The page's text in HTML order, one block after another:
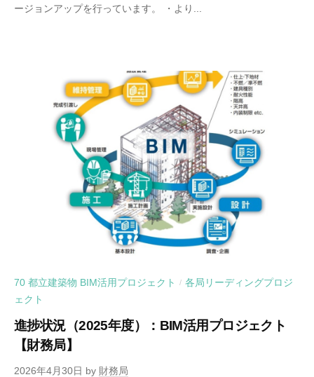
ージョンアップを行っています。 ・より...
70 都立建築物 BIM活用プロジェクト / 各局リーディングプロジ
ェクト
進捗状況（2025年度）：BIM活用プロジェクト
【財務局】
2026年4月30日 by 財務局